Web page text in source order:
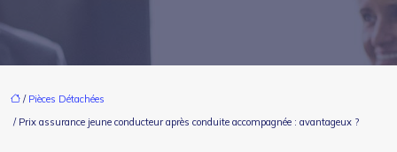
/ Pièces Détachées
/ Prix assurance jeune conducteur après conduite accompagnée : avantageux ?